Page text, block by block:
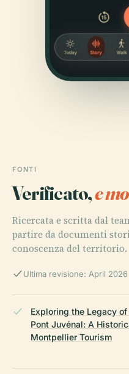
FONTI
Verificato,e
Ricercata e scritta dal
partire da documenti
conoscenza del territorio.
Ultima revisione: April 2026
Exploring the Legacy
Pont Juvénal: A
Montpellier Tourism